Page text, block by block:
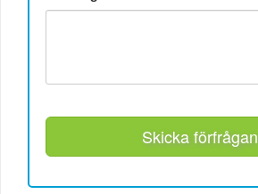
Skicka förfrågan